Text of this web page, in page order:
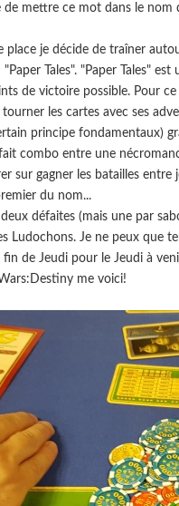
de mettre ce mot dans le nom
je décide de traîner
Tales". "Paper Tales"
de victoire possible. Pour
les cartes avec ses
principe fondamentaux)
combo entre une
sur gagner les batailles entre
du nom...
défaites (mais une par
Ludochons. Je ne peux que
de Jeudi pour le Jeudi à
me voici!